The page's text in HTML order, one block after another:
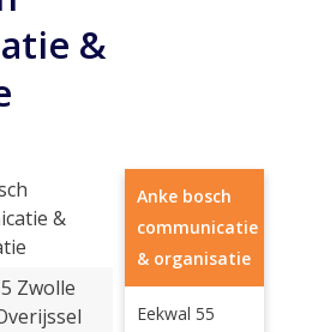
&
&
Zwolle
Anke bosch
communicatie
& organisatie
Eekwal 55